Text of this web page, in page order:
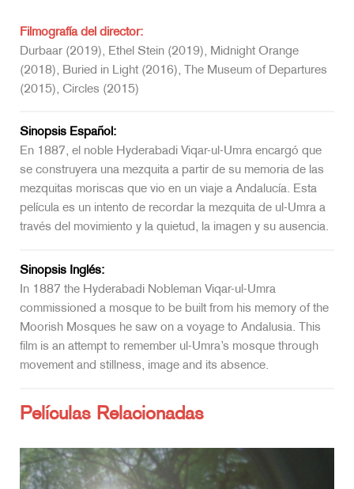
Filmografía del director:
Durbaar (2019), Ethel Stein (2019), Midnight Orange
(2018), Buried in Light (2016), The Museum of Departures
(2015), Circles (2015)
Sinopsis Español:
En 1887, el noble Hyderabadi Viqar-ul-Umra encargó que
se construyera una mezquita a partir de su memoria de las
mezquitas moriscas que vio en un viaje a Andalucía. Esta
película es un intento de recordar la mezquita de ul-Umra a
través del movimiento y la quietud, la imagen y su ausencia.
Sinopsis Inglés:
In 1887 the Hyderabadi Nobleman Viqar-ul-Umra
commissioned a mosque to be built from his memory of the
Moorish Mosques he saw on a voyage to Andalusia. This
film is an attempt to remember ul-Umra’s mosque through
movement and stillness, image and its absence.
Películas Relacionadas